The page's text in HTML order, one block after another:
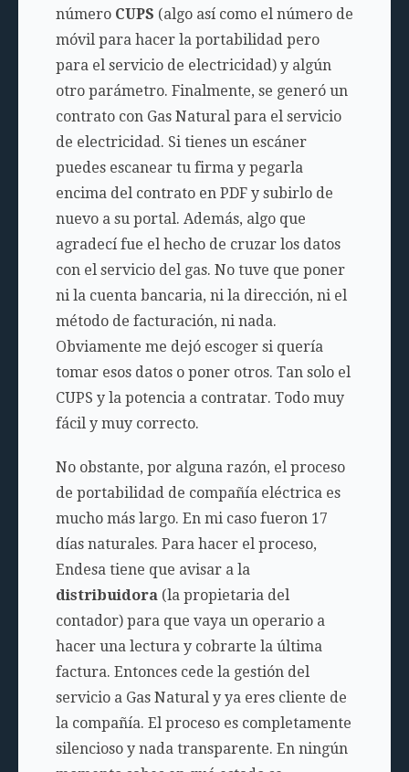
número CUPS (algo así como el número de
móvil para hacer la portabilidad pero
para el servicio de electricidad) y algún
otro parámetro. Finalmente, se generó un
contrato con Gas Natural para el servicio
de electricidad. Si tienes un escáner
puedes escanear tu firma y pegarla
encima del contrato en PDF y subirlo de
nuevo a su portal. Además, algo que
agradecí fue el hecho de cruzar los datos
con el servicio del gas. No tuve que poner
ni la cuenta bancaria, ni la dirección, ni el
método de facturación, ni nada.
Obviamente me dejó escoger si quería
tomar esos datos o poner otros. Tan solo el
CUPS y la potencia a contratar. Todo muy
fácil y muy correcto.
No obstante, por alguna razón, el proceso
de portabilidad de compañía eléctrica es
mucho más largo. En mi caso fueron 17
días naturales. Para hacer el proceso,
Endesa tiene que avisar a la
distribuidora(la propietaria del
contador) para que vaya un operario a
hacer una lectura y cobrarte la última
factura. Entonces cede la gestión del
servicio a Gas Natural y ya eres cliente de
la compañía. El proceso es completamente
silencioso y nada transparente. En ningún